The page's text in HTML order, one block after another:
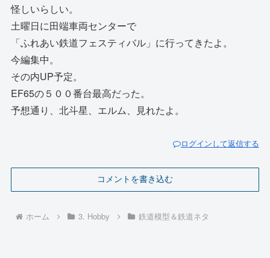
怪しいらしい。
土曜日に田端車両センターで
「ふれあい鉄道フェスティバル」に行ってきたよ。
今編集中。
その内UP予定。
EF65の５００番台最高だった。
予想通り、北斗星、エルム、見れたよ。
ログインして返信する
コメントを書き込む
ホーム 3. Hobby 鉄道模型＆鉄道ネタ